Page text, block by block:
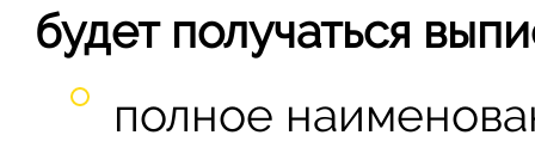
будет получаться
полное